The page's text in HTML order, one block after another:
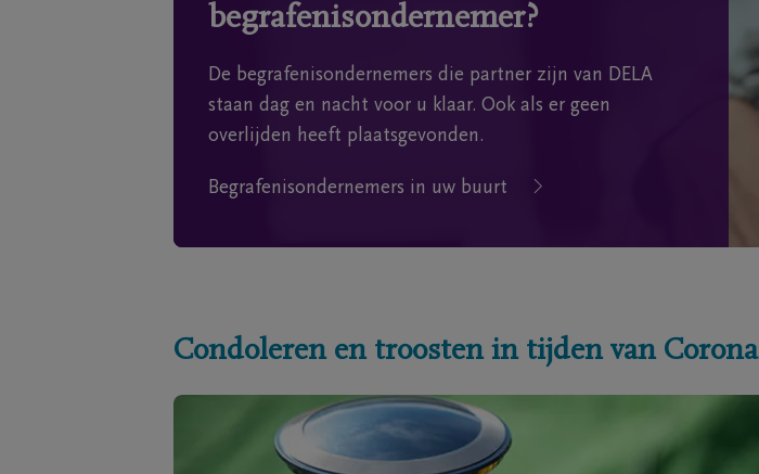
begrafenisondernemer?
De begrafenisondernemers die partner zijn van DELA
staan dag en nacht voor u klaar. Ook als er geen
overlijden heeft plaatsgevonden.
Begrafenisondernemers in uw buurt
Condoleren en troosten in tijden van Corona